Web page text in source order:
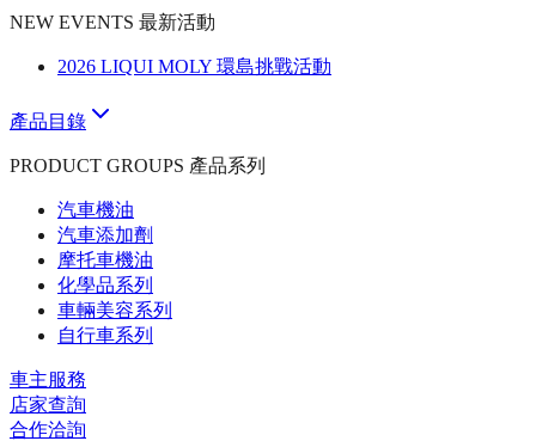
NEW EVENTS 最新活動
2026 LIQUI MOLY 環島挑戰活動
產品目錄
PRODUCT GROUPS 產品系列
汽車機油
汽車添加劑
摩托車機油
化學品系列
車輛美容系列
自行車系列
車主服務
店家查詢
合作洽詢